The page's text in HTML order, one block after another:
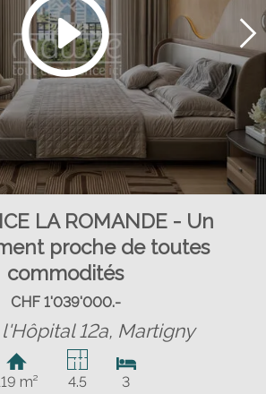
LA ROMANDE - Un
proche de toutes
commodités
CHF 1'039'000.-
12a, Martigny
m² 4.5 3